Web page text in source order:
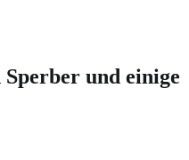
und einige